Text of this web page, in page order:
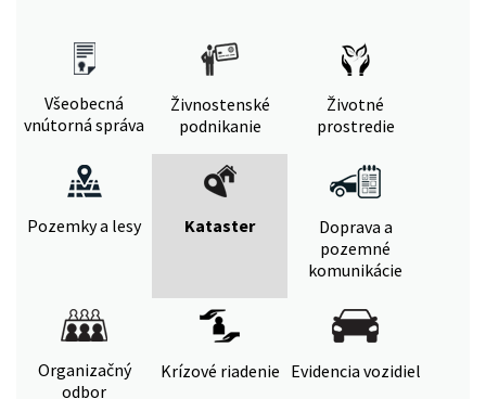
Všeobecná
vnútorná správa
Živnostenské
podnikanie
Životné
prostredie
Pozemky a lesy Kataster
Doprava a
pozemné
komunikácie
Organizačný
odbor
Krízové riadenie Evidencia vozidiel